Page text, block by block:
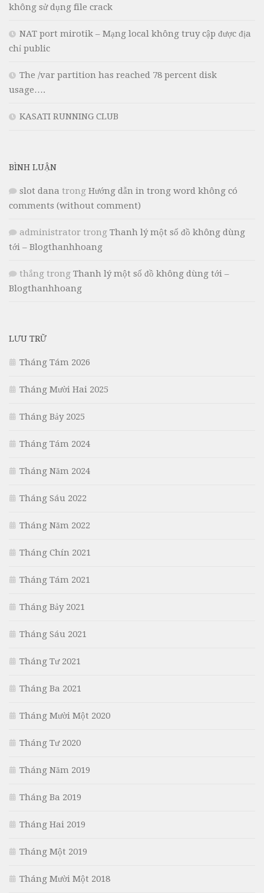
không sử dụng file crack
NAT port mirotik – Mạng local không truy cập được địa
chỉ public
The /var partition has reached 78 percent disk
usage….
KASATI RUNNING CLUB
BÌNH LUẬN
slot dana trong Hướng dẫn in trong word không có
comments (without comment)
administrator trong Thanh lý một số đồ không dùng
tới – Blogthanhhoang
thắng trong Thanh lý một số đồ không dùng tới –
Blogthanhhoang
LƯU TRỮ
Tháng Tám 2026
Tháng Mười Hai 2025
Tháng Bảy 2025
Tháng Tám 2024
Tháng Năm 2024
Tháng Sáu 2022
Tháng Năm 2022
Tháng Chín 2021
Tháng Tám 2021
Tháng Bảy 2021
Tháng Sáu 2021
Tháng Tư 2021
Tháng Ba 2021
Tháng Mười Một 2020
Tháng Tư 2020
Tháng Năm 2019
Tháng Ba 2019
Tháng Hai 2019
Tháng Một 2019
Tháng Mười Một 2018